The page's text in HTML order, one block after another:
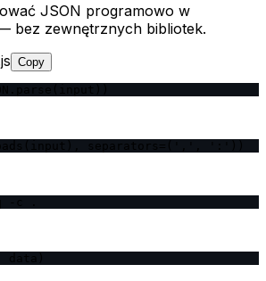
JSON programowo w
bez zewnętrznych bibliotek.
Copy